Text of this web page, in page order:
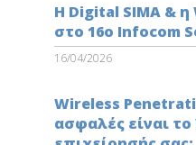
Η Digital SIMA &
στο 16ο Infocom
16/04/2026
Wireless
ασφαλές είναι το